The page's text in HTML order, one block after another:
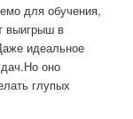
для обучения,
выигрыш в
идеальное
оно
глупых